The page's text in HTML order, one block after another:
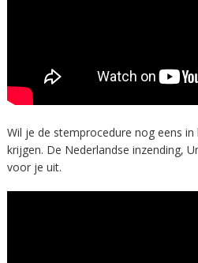
Wil je de stemprocedure nog eens
krijgen. De Nederlandse inzending,
voor je uit.